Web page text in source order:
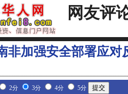
网友评
非加强安全部署应对
2分 3分 4分 5分